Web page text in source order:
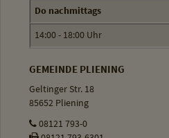
Do nachmittags
14:00 - 18:00 Uhr
GEMEINDE PLIENING
Geltinger Str. 18
85652 Pliening
08121 793-0